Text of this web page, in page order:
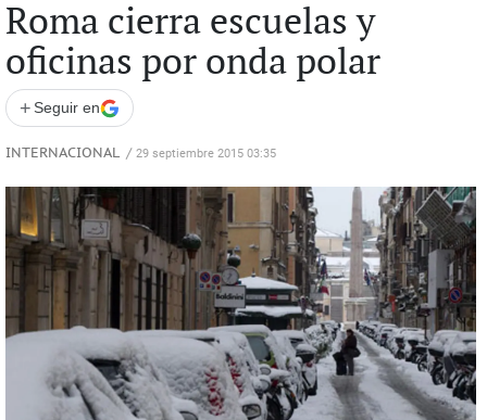
Roma cierra escuelas y
oficinas por onda polar
+ Seguir en
INTERNACIONAL / 29 septiembre 2015 03:35